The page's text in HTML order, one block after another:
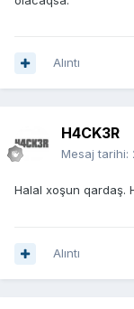
Alıntı
H4CK3R
Mesaj tarihi:
Halal xoşun qardaş.
Alıntı